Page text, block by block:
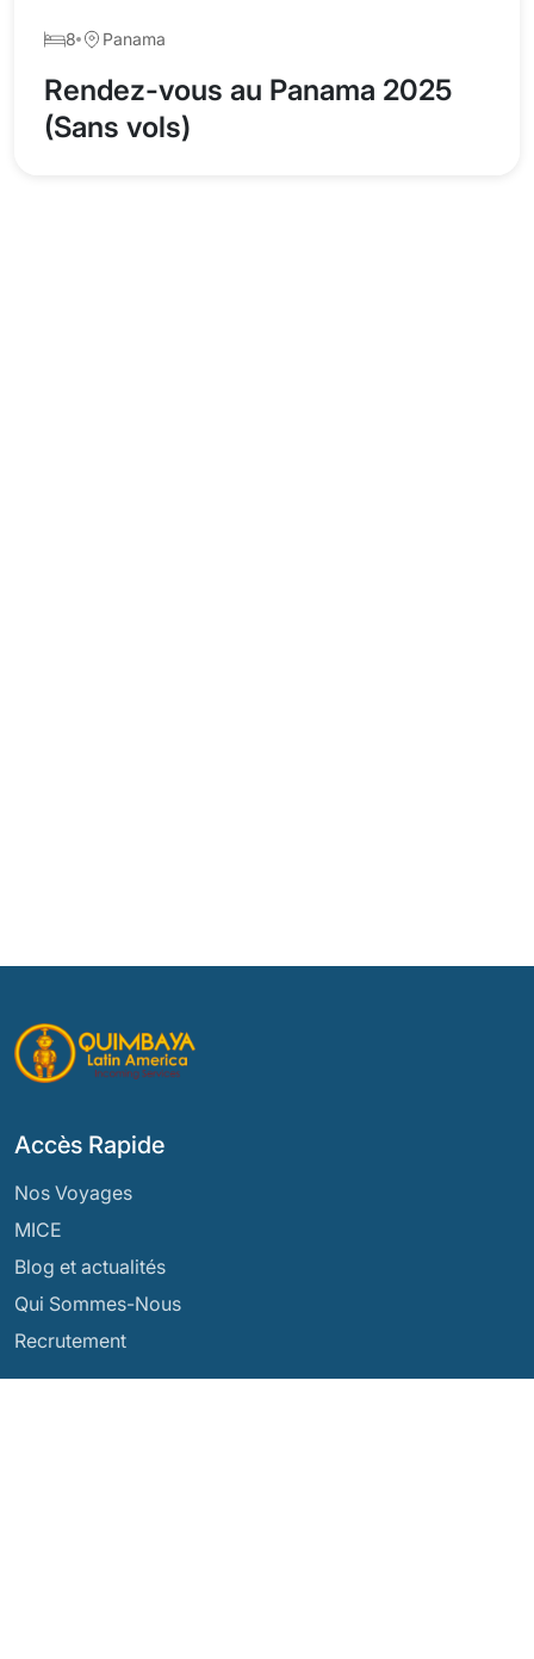
8 Panama
Rendez-vous au Panama 2025
(Sans vols)
Accès Rapide
Nos Voyages
MICE
Blog et actualités
Qui Sommes-Nous
Recrutement